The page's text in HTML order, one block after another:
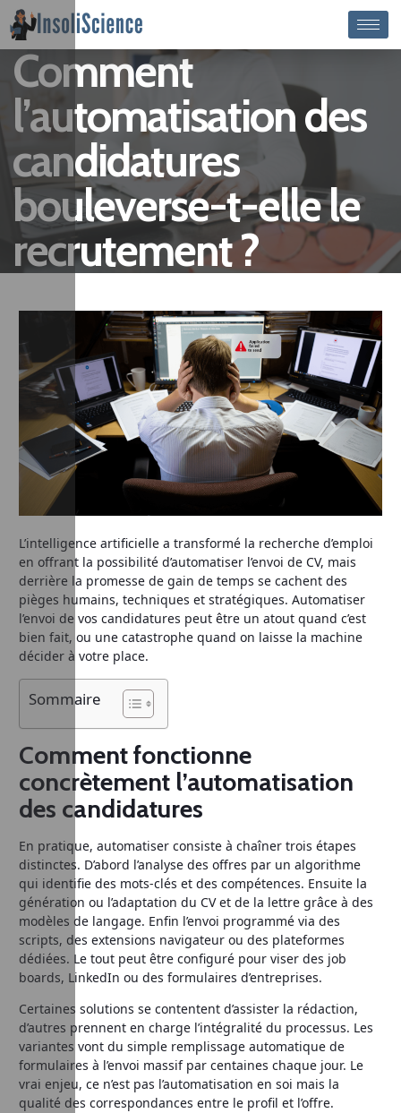
Comment
l’automatisation des
candidatures
bouleverse-t-elle le
recrutement ?
L’intelligence artificielle a transformé la recherche d’emploi
en offrant la possibilité d’automatiser l’envoi de CV, mais
derrière la promesse de gain de temps se cachent des
pièges humains, techniques et stratégiques. Automatiser
l’envoi de vos candidatures peut être un atout quand c’est
bien fait, ou une catastrophe quand on laisse la machine
décider à votre place.
Sommaire
Comment fonctionne
concrètement l’automatisation
des candidatures
En pratique, automatiser consiste à chaîner trois étapes
distinctes. D’abord l’analyse des offres par un algorithme
qui identifie des mots‑clés et des compétences. Ensuite la
génération ou l’adaptation du CV et de la lettre grâce à des
modèles de langage. Enfin l’envoi programmé via des
scripts, des extensions navigateur ou des plateformes
dédiées. Le tout peut être configuré pour viser des job
boards, LinkedIn ou des formulaires d’entreprises.
Certaines solutions se contentent d’assister la rédaction,
d’autres prennent en charge l’intégralité du processus. Les
variantes vont du simple remplissage automatique de
formulaires à l’envoi massif par centaines chaque jour. Le
vrai enjeu, ce n’est pas l’automatisation en soi mais la
qualité des correspondances entre le profil et l’offre.